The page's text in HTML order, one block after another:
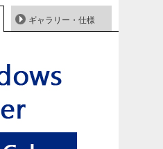
ギャラリー・仕様